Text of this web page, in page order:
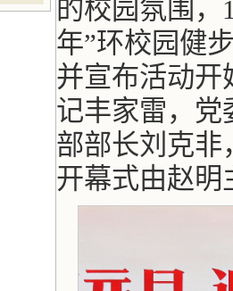
的校园氛围，
年”环校园健
并宣布活动开
记丰家雷，党
部部长刘克非
开幕式由赵明